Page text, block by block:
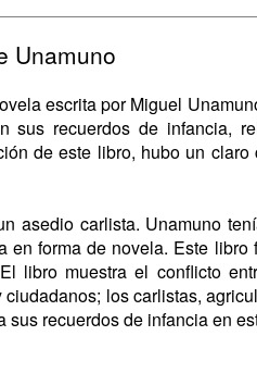
Unamuno
escrita por Miguel
sus recuerdos de infancia,
de este libro, hubo un
asedio carlista. Unamuno
en forma de novela. Este
libro muestra el conflicto
los carlistas,
sus recuerdos de infancia en